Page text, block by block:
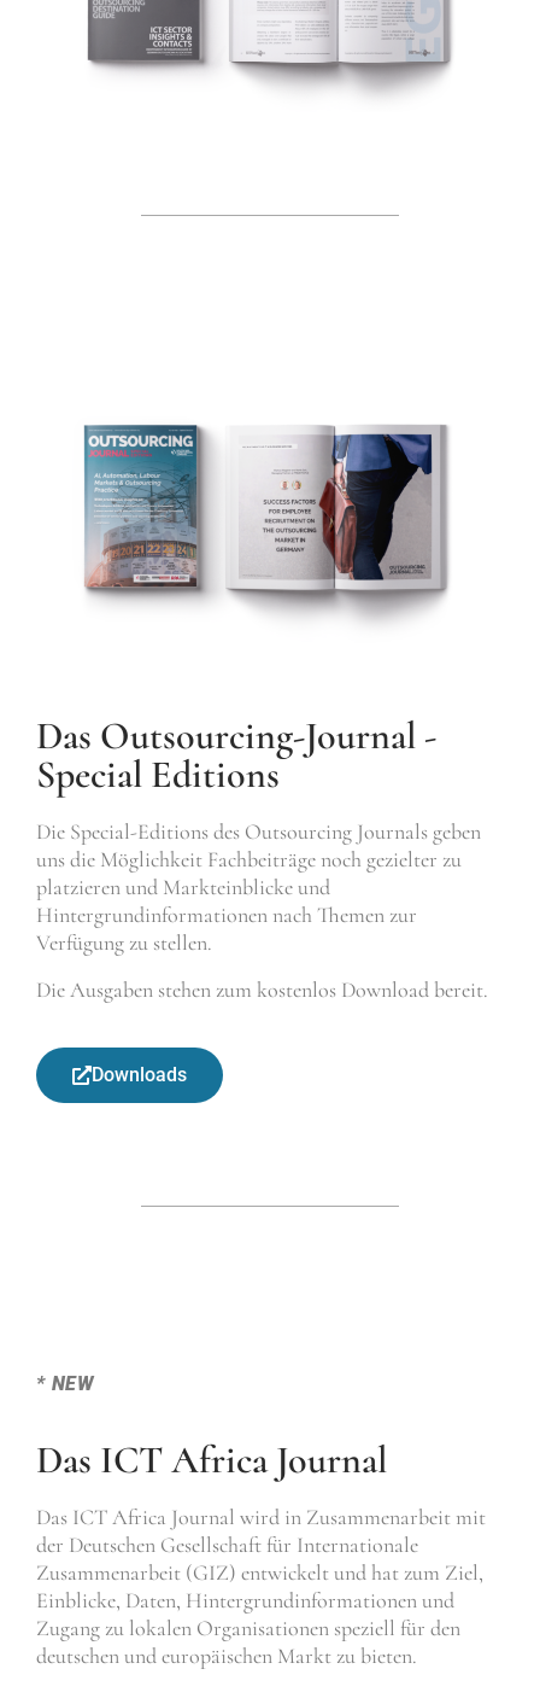
Das Outsourcing-Journal -
Special Editions
Die Special-Editions des Outsourcing Journals geben
uns die Möglichkeit Fachbeiträge noch gezielter zu
platzieren und Markteinblicke und
Hintergrundinformationen nach Themen zur
Verfügung zu stellen.
Die Ausgaben stehen zum kostenlos Download bereit.
Downloads
* NEW
Das ICT Africa Journal
Das ICT Africa Journal wird in Zusammenarbeit mit
der Deutschen Gesellschaft für Internationale
Zusammenarbeit (GIZ) entwickelt und hat zum Ziel,
Einblicke, Daten, Hintergrundinformationen und
Zugang zu lokalen Organisationen speziell für den
deutschen und europäischen Markt zu bieten.